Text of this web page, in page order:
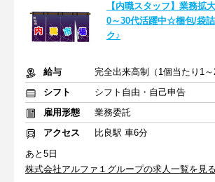
【内職スタッフ】業務拡
0～30代活躍中☆梱包/袋
ク♪
給与
完全出来高制（1個当たり1～
シフト
シフト自由・自己申告
雇用形態
業務委託
アクセス
比良駅 車6分
あと5日
株式会社アルファ１グループの求人一覧を見る